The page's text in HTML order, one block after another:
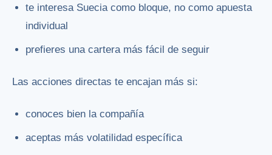
te interesa Suecia como bloque, no como apuesta
individual
prefieres una cartera más fácil de seguir
Las acciones directas te encajan más si:
conoces bien la compañía
aceptas más volatilidad específica